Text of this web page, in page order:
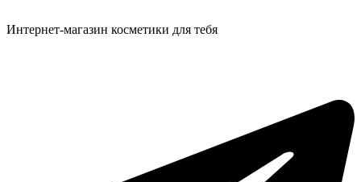
Интернет-магазин косметики для тебя